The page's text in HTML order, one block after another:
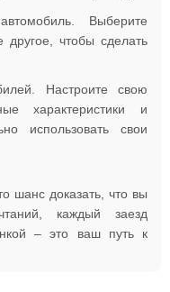
Выберите
чтобы сделать
Настроите свою
характеристики и
использовать свои
шанс доказать, что вы
каждый заезд
– это ваш путь к